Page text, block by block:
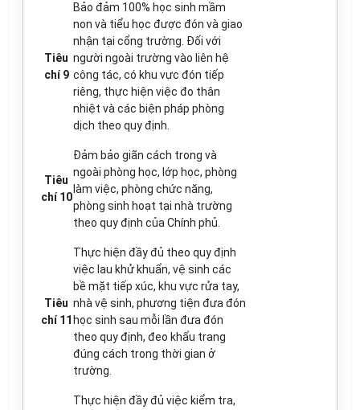
Tiêu
chí 9
Bảo đảm 100% học sinh mầm
non và tiểu học được đón và giao
nhận tại cổng trường. Đối với
người ngoài trường vào liên hệ
công tác, có khu vực đón tiếp
riêng, thực hiện việc đo thân
nhiệt và các biện pháp phòng
dịch theo quy định.
Tiêu
chí 10
Đảm bảo giãn cách trong và
ngoài phòng học, lớp học, phòng
làm việc, phòng chức năng,
phòng sinh hoạt tại nhà trường
theo quy định của Chính phủ.
Tiêu
chí 11
Thực hiện đầy đủ theo quy định
việc lau khử khuẩn, vệ sinh các
bề mặt tiếp xúc, khu vực rửa tay,
nhà vệ sinh, phương tiện đưa đón
học sinh sau mỗi lần đưa đón
theo quy định, đeo khẩu trang
đúng cách trong thời gian ở
trường.
Thực hiện đầy đủ việc kiểm tra,